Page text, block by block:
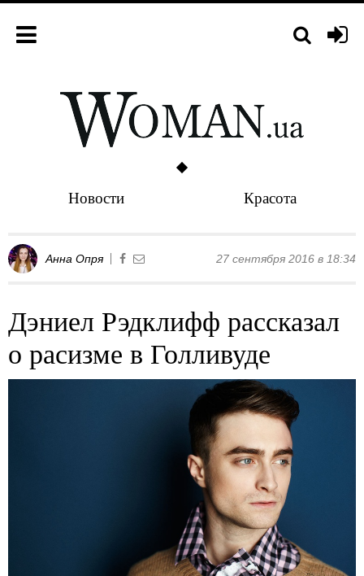
Новости Красота
Анна Опря 27 сентября 2016 в 18:34
Дэниел Рэдклифф рассказал
о расизме в Голливуде